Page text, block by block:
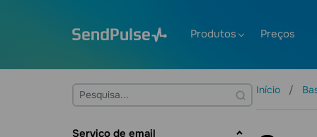
Produtos Preços
Serviço de email
Início